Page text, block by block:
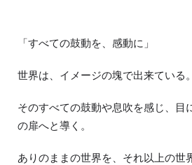
「すべての鼓動を、感動に」
世界は、イメージの塊で出来ている。
そのすべての鼓動や息吹を感じ、目
の扉へと導く。
ありのままの世界を、それ以上の世